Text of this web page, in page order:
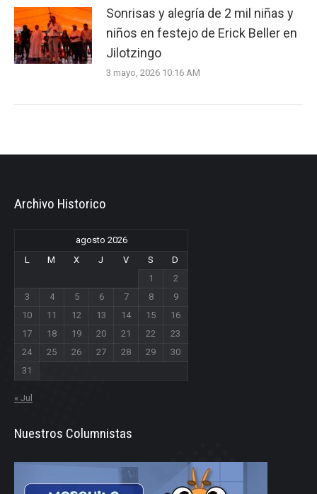
Sonrisas y alegría de 2 mil niñas y
niños en festejo de Erick Beller en
Jilotzingo
3 mayo, 2026 10:16 AM
Archivo Historico
agosto 2026
L
M X J V S
D
1
2
3
4 5 6 7 8
9
10
11 12 13 14 15
16
17
18 19 20 21 22
23
24
25 26 27 28 29
30
31
« Jul
Nuestros Columnistas